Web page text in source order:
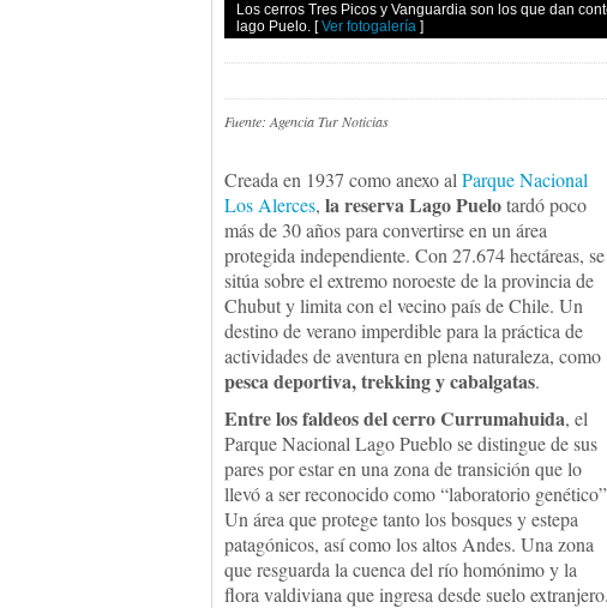
Los cerros Tres Picos y Vanguardia son los que dan
lago Puelo. [Ver fotogalería ]
Fuente: Agencia Tur Noticias
Creada en 1937 como anexo al Parque Nacional
Los Alerces, la reserva Lago Puelotardó poco
más de 30 años para convertirse en un área
protegida independiente. Con 27.674 hectáreas, se
sitúa sobre el extremo noroeste de la provincia de
Chubut y limita con el vecino país de Chile. Un
destino de verano imperdible para la práctica de
actividades de aventura en plena naturaleza, como
pesca deportiva, trekking y cabalgatas.
Entre los faldeos delcerro Currumahuida, el
Parque Nacional Lago Pueblo se distingue de sus
pares por estar en una zona de transición que lo
llevó a ser reconocido como “laboratorio
Un área que protege tanto los bosques y estepa
patagónicos, así como los altos Andes. Una zona
que resguarda la cuenca del río homónimo y la
flora valdiviana que ingresa desde suelo extranjero.